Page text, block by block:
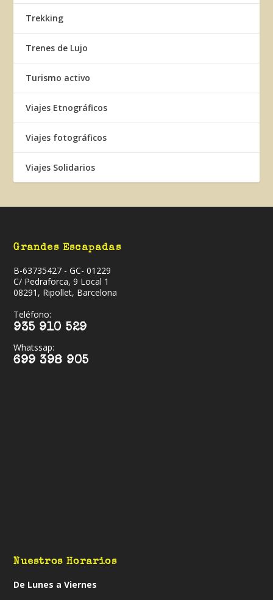
Trekking
Trenes de Lujo
Turismo activo
Viajes Etnográficos
Viajes fotográficos
Viajes Solidarios
Grandes Escapadas
B-63735427 - GC- 01229
C/ Pedraforca, 9 Local 1
08291, Ripollet, Barcelona
Teléfono:
935 910 529
Whatssap:
699 398 905
Nuestros Horarios
De Lunes a Viernes